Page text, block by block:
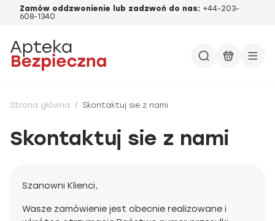
Zamów oddzwonienie lub zadzwoń do nas: +44-203-
608-1340
Strona główna / Skontaktuj sie z nami
Skontaktuj sie z nami
Szanowni Klienci,
Wasze zamówienie jest obecnie realizowane i